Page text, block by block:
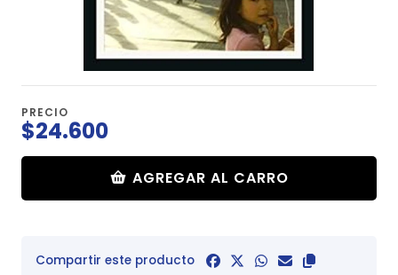
PRECIO
$24.600
AGREGAR AL CARRO
Compartir este producto